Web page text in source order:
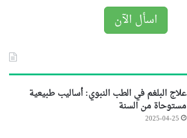
اسأل الآن
علاج البلغم في الطب النبوي: أساليب طبيعية
مستوحاة من السنة
2025-04-25